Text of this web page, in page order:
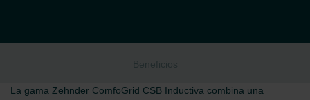
Beneficios
La gama Zehnder ComfoGrid CSB Inductiva combina una